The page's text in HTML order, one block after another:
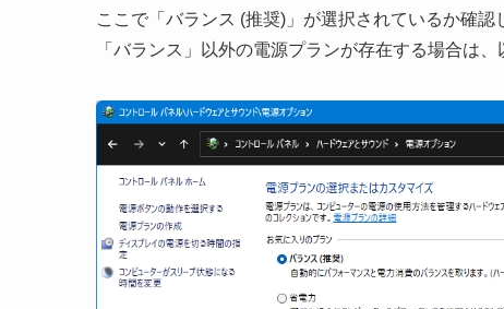
ここで「バランス (推奨)」が選択されているか確
「バランス」以外の電源プランが存在する場合は、